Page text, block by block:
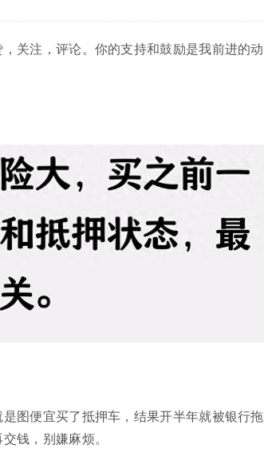
关注，评论。你的支持和鼓励是我前进的动
图便宜买了抵押车，结果开半年就被银行拖
钱，别嫌麻烦。